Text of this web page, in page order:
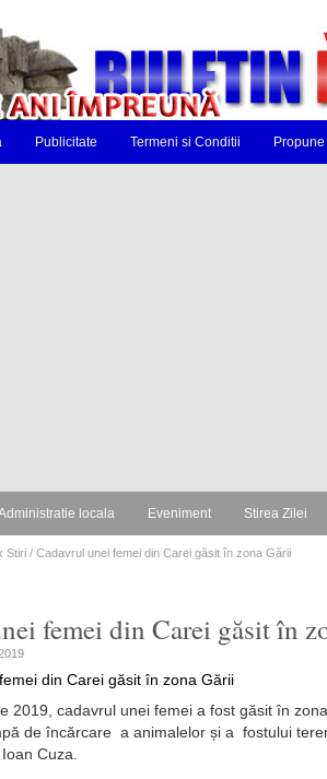
Publicitate Termeni si Conditii
locala Eveniment Stirea Zilei
Stiri / Cadavrul unei femei din Carei găsit în zona Gării
femei din Carei găsit în
2019, cadavrul unei femei a fost găsit în
de încărcare a animalelor și a fostului
Cuza.